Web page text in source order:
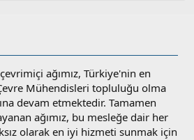
ağımız, Türkiye'nin en
Mühendisleri topluluğu olma
devam etmektedir. Tamamen
ağımız, bu mesleğe dair her
olarak en iyi hizmeti sunmak için